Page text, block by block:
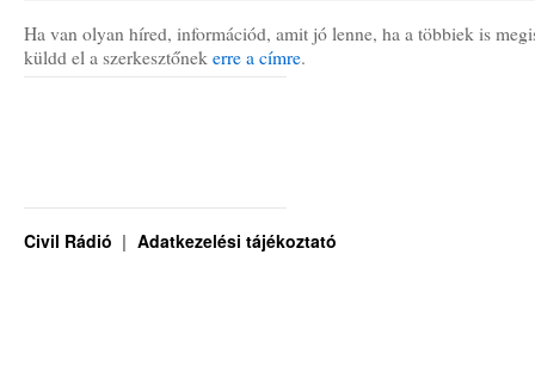
Ha van olyan híred, információd, amit jó lenne, ha a többiek is
küldd el a szerkesztőnek erre a címre.
Civil Rádió Adatkezelési tájékoztató